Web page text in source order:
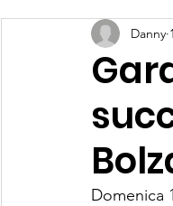
Danny
Domenica